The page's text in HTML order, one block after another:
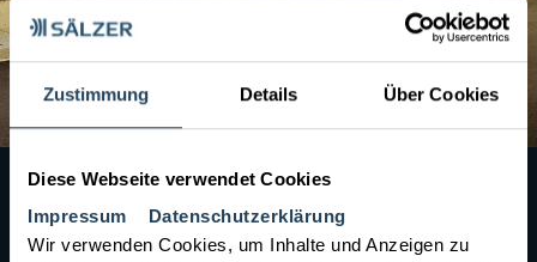
Zustimmung Details Über Cookies
Diese Webseite verwendet Cookies
Impressum
Datenschutzerklärung
Wir verwenden Cookies, um Inhalte und Anzeigen zu
Dans les bâtiments de la police et les propriétés militaires, en